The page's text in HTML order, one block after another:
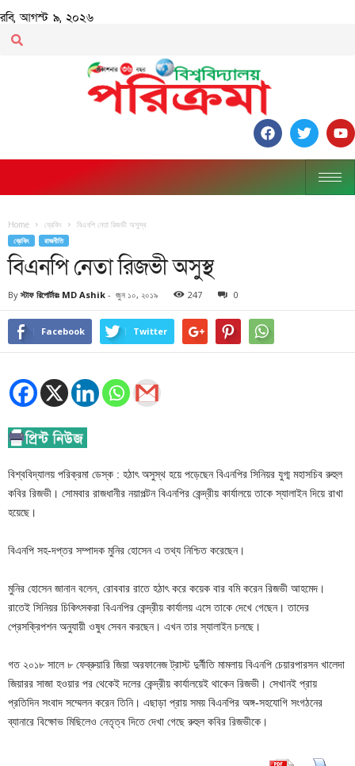
রবি, আগস্ট ৯, ২০২৬
Home ব্রেকিং বিএনপি নেতা রিজভী অসুস্থ
ব্রেকিং রাজনীতি
বিএনপি নেতা রিজভী অসুস্থ
By স্টাফ রিপোর্টারঃ MD Ashik - জুন ১০, ২০১৯ 247 0
Facebook Twitter
বিশ্ববিদ্যালয় পরিক্রমা ডেস্ক : হঠাৎ অসুস্থ হয়ে পড়েছেন বিএনপির সিনিয়র যুগ্ম মহাসচিব রুহুল
কবির রিজভী। সোমবার রাজধানীর নয়াপল্টন বিএনপির কেন্দ্রীয় কার্যালয়ে তাকে স্যালাইন দিয়ে রাখা
হয়েছে।
বিএনপি সহ-দপ্তর সম্পাদক মুনির হোসেন এ তথ্য নিশ্চিত করেছেন।
মুনির হোসেন জানান বলেন, রোববার রাতে হঠাৎ করে কয়েক বার বমি করেন রিজভী আহমেদ।
রাতেই সিনিয়র চিকিৎসকরা বিএনপির কেন্দ্রীয় কার্যালয় এসে তাকে দেখে গেছেন। তাদের
প্রেসক্রিপশন অনুযায়ী ওষুধ সেবন করছেন। এখন তার স্যালাইন চলছে।
গত ২০১৮ সালে ৮ ফেব্রুয়ারি জিয়া অরফানেজ ট্রাস্ট দুর্নীতি মামলায় বিএনপি চেয়ারপারসন খালেদা
জিয়ারর সাজা হওয়ার পর থেকেই দলের কেন্দ্রীয় কার্যালয়েই থাকেন রিজভী। সেখানই প্রায়
প্রতিদিন সংবাদ সম্মেলন করেন তিনি। এছাড়া প্রায় সময় বিএনপির অঙ্গ-সহযোগি সংগঠনের
ব্যানারে বিক্ষোভ মিছিলেও নেতৃত্ব দিতে দেখা গেছে রুহুল কবির রিজভীকে।